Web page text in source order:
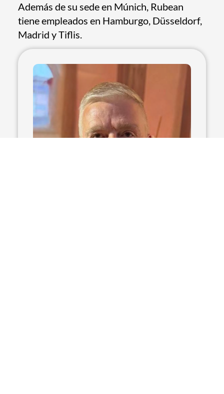
Además de su sede en Múnich, Rubean
tiene empleados en Hamburgo, Düsseldorf,
Madrid y Tiflis.